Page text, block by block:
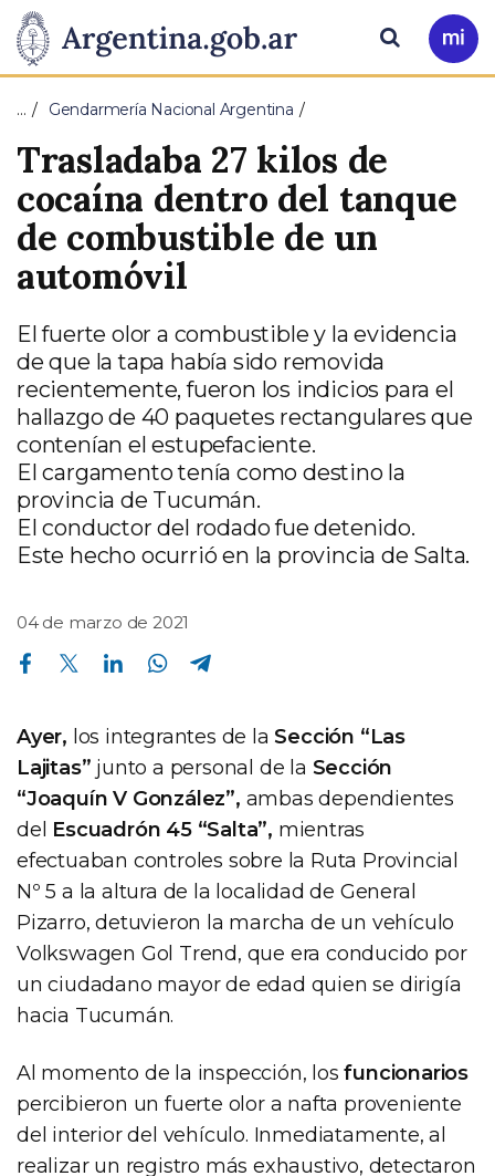
Presidencia
de
la
Nación
Pasar al contenido principal
Ir
a
Buscar
… Gendarmería Nacional Argentina
Trasladaba 27 kilos de
cocaína dentro del tanque
de combustible de un
automóvil
El fuerte olor a combustible y la evidencia
de que la tapa había sido removida
recientemente, fueron los indicios para el
hallazgo de 40 paquetes rectangulares que
contenían el estupefaciente.
El cargamento tenía como destino la
provincia de Tucumán.
El conductor del rodado fue detenido.
Este hecho ocurrió en la provincia de Salta.
04 de marzo de 2021
Compartir en Facebook Compartir en Twitter Compartir en Linkedin Compartir en Whatsapp
Ayer, los integrantes de laSección “Las
Lajitas” junto a personal de la Sección
“Joaquín V González”, ambas dependientes
del Escuadrón 45 “Salta”, mientras
efectuaban controles sobre la Ruta Provincial
Nº 5 a la altura de la localidad de General
Pizarro, detuvieron la marcha de un vehículo
Volkswagen Gol Trend, que era conducido por
un ciudadano mayor de edad quien se dirigía
hacia Tucumán.
Al momento de la inspección, losfuncionarios
percibieron un fuerte olor a nafta proveniente
del interior del vehículo. Inmediatamente, al
realizar un registro más exhaustivo, detectaron